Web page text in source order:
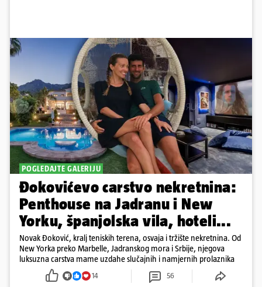
POGLEDAJTE GALERIJU
Đokovićevo carstvo nekretnina:
Penthouse na Jadranu i New
Yorku, španjolska vila, hoteli...
Novak Đoković, kralj teniskih terena, osvaja i tržište nekretnina. Od
New Yorka preko Marbelle, Jadranskog mora i Srbije, njegova
luksuzna carstva mame uzdahe slučajnih i namjernih prolaznika
14 56